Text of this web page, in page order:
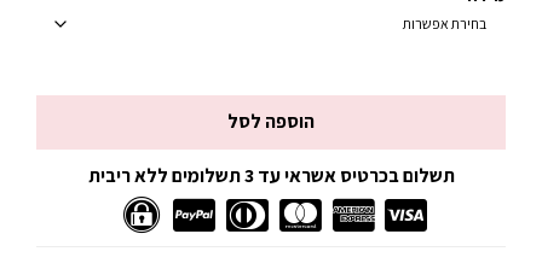
הוספה לסל
תשלום בכרטיס אשראי עד 3 תשלומים ללא ריבית